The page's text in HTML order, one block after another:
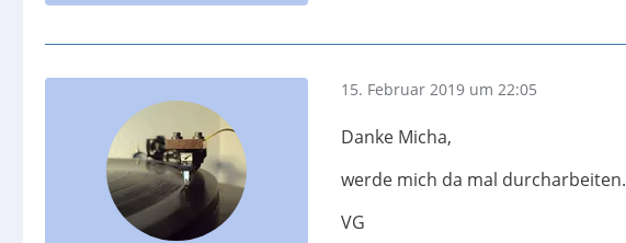
15. Februar 2019 um 22:05
Danke Micha,
werde mich da mal durcharbeiten.
VG